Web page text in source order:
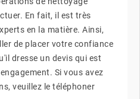
En fait, il est très
en la matière. Ainsi,
de placer votre confiance
dresse un devis qui est
Si vous avez
veuillez le téléphoner